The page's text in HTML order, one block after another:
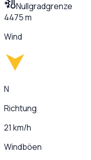
Nullgradgrenze
4475 m
Wind
N
Richtung
21 km/h
Windböen